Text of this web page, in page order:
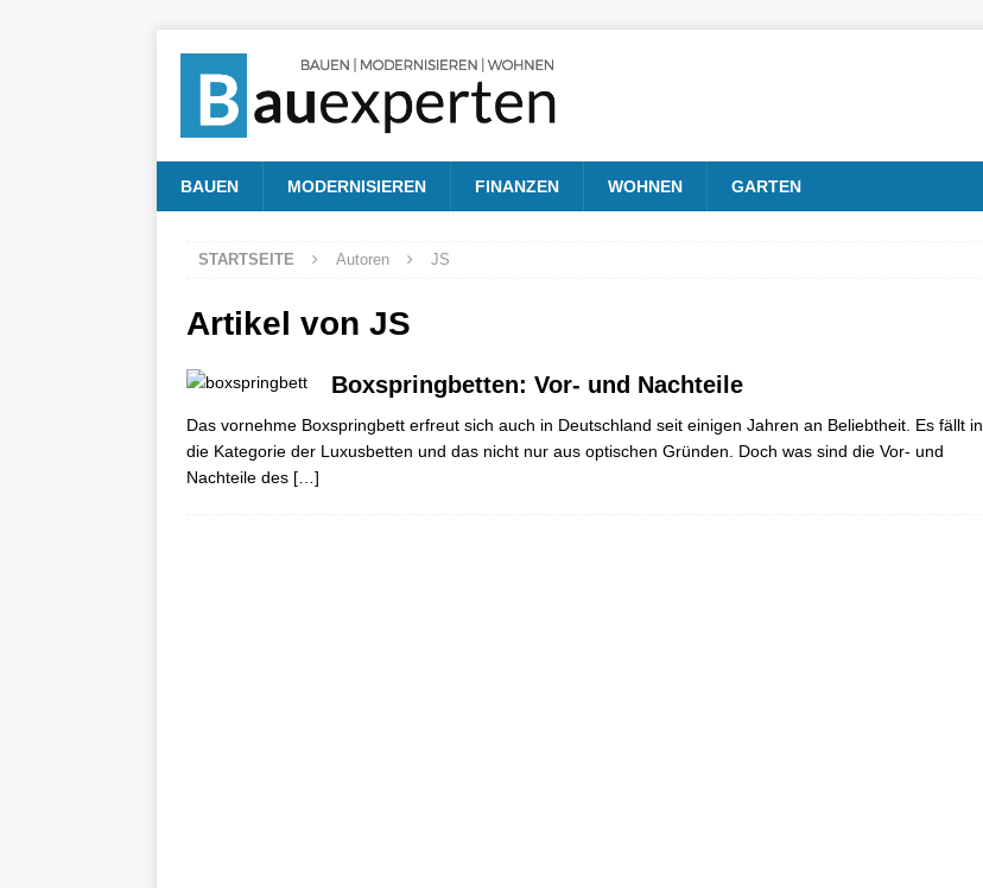
BAUEN MODERNISIEREN FINANZEN WOHNEN GARTEN
STARTSEITE Autoren JS
Artikel von JS
Boxspringbetten: Vor- und Nachteile
Das vornehme Boxspringbett erfreut sich auch in Deutschland seit einigen Jahren an Beliebtheit. Es fällt in
die Kategorie der Luxusbetten und das nicht nur aus optischen Gründen. Doch was sind die Vor- und
Nachteile des […]